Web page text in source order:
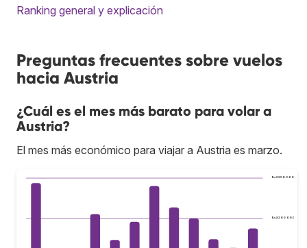
Ranking general y explicación
Preguntas frecuentes sobre vuelos
hacia Austria
¿Cuál es el mes más barato para volar a
Austria?
El mes más económico para viajar a Austria es marzo.
Bs.S200.000
Bs.S250.000